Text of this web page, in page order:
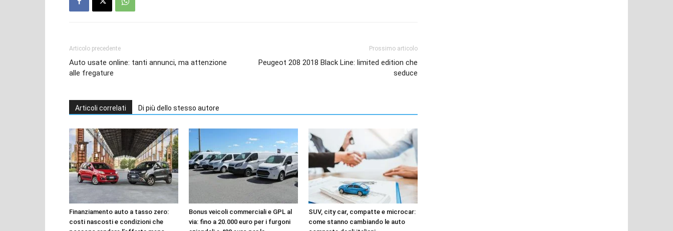
Articolo precedente
Auto usate online: tanti annunci, ma attenzione
alle fregature
Prossimo articolo
Peugeot 208 2018 Black Line: limited edition che
seduce
Articoli correlati Di più dello stesso autore
Finanziamento auto a tasso zero:
costi nascosti e condizioni che
Bonus veicoli commerciali e GPL al
via: fino a 20.000 euro per i furgoni
SUV, city car, compatte e microcar:
come stanno cambiando le auto